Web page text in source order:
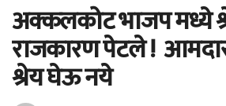
अक्कलकोट भाजप मध्ये
राजकारण पेटले !
श्रेय घेऊ नये